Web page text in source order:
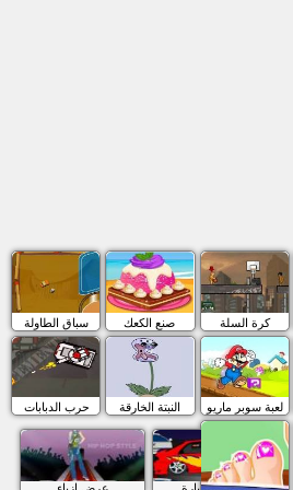
سباق الطاولة صنع الكعك كرة السلة
حرب الدبابات النبتة الخارقة لعبة سوبر ماريو
عرض ازياء تعديل السيارة